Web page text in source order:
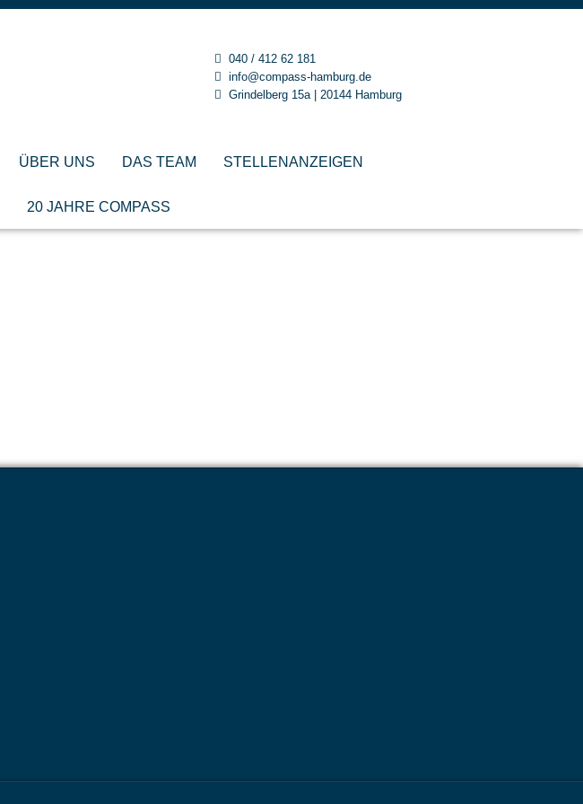
040 / 412 62 181
info@compass-hamburg.de
Grindelberg 15a | 20144 Hamburg
ÜBER UNS DAS TEAM STELLENANZEIGEN
20 JAHRE COMPASS